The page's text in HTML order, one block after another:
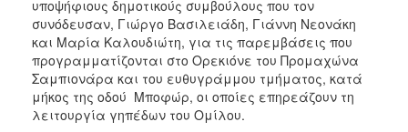
υποψήφιους δημοτικούς συμβούλους που τον
συνόδευσαν, Γιώργο Βασιλειάδη, Γιάννη Νεονάκη
και Μαρία Καλουδιώτη, για τις παρεμβάσεις που
προγραμματίζονται στο Ορεκιόνε του Προμαχώνα
Σαμπιονάρα και του ευθυγράμμου τμήματος, κατά
μήκος της οδού Μποφώρ, οι οποίες επηρεάζουν τη
λειτουργία γηπέδων του Ομίλου.